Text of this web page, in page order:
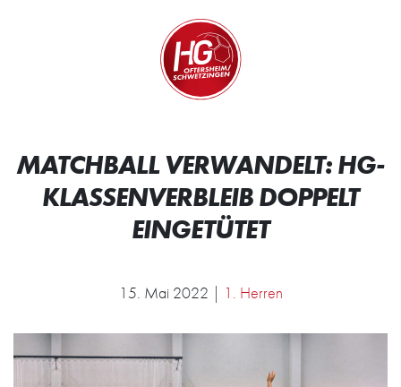
Zur Startseite
MATCHBALL VERWANDELT: HG-
KLASSENVERBLEIB DOPPELT
EINGETÜTET
15. Mai 2022 | 1. Herren